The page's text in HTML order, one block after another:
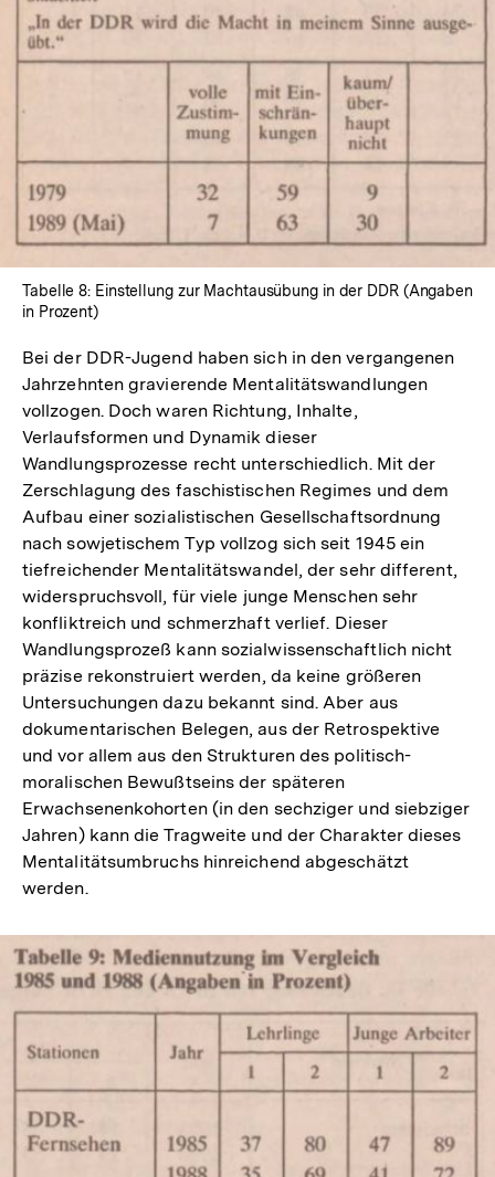
Tabelle 8: Einstellung zur Machtausübung in der DDR (Angaben
in Prozent)
Bei der DDR-Jugend haben sich in den vergangenen
Jahrzehnten gravierende Mentalitätswandlungen
vollzogen. Doch waren Richtung, Inhalte,
Verlaufsformen und Dynamik dieser
Wandlungsprozesse recht unterschiedlich. Mit der
Zerschlagung des faschistischen Regimes und dem
Aufbau einer sozialistischen Gesellschaftsordnung
nach sowjetischem Typ vollzog sich seit 1945 ein
tiefreichender Mentalitätswandel, der sehr different,
widerspruchsvoll, für viele junge Menschen sehr
konfliktreich und schmerzhaft verlief. Dieser
Wandlungsprozeß kann sozialwissenschaftlich nicht
präzise rekonstruiert werden, da keine größeren
Untersuchungen dazu bekannt sind. Aber aus
dokumentarischen Belegen, aus der Retrospektive
und vor allem aus den Strukturen des politisch-
moralischen Bewußtseins der späteren
Erwachsenenkohorten (in den sechziger und siebziger
Jahren) kann die Tragweite und der Charakter dieses
Mentalitätsumbruchs hinreichend abgeschätzt
werden.